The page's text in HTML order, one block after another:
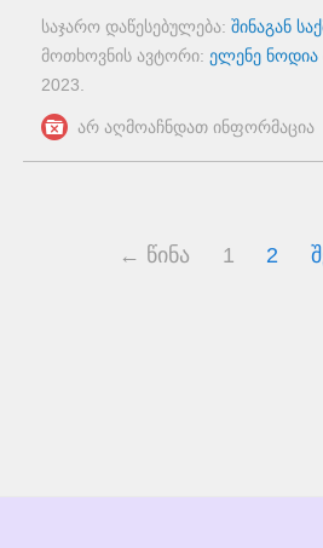
საჯარო დაწესებულება: შინაგან
მოთხოვნის ავტორი: ელენე ნოდია
2023
არ აღმოაჩნდათ ინფორმაცია
← წინა 1 2